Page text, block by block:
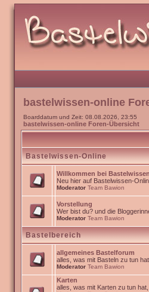
bastelwissen-online
Boarddatum und Zeit: 08.08.2026, 23:55
bastelwissen-online Foren-Übersicht
Bastelwissen-Online
Willkommen bei
Neu hier auf Bastelwissen-
Moderator Team Bawion
Vorstellung
Wer bist du? und die
Moderator Team Bawion
Bastelbereich
allgemeines Bastelforum
alles, was mit Basteln zu tun
Moderator Team Bawion
Karten
alles, was mit Karten zu tun